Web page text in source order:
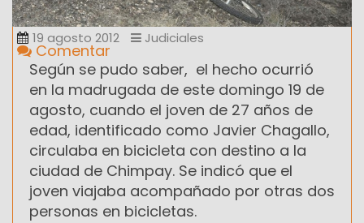
19 agosto 2012 Judiciales
Comentar
Según se pudo saber, el hecho ocurrió
en la madrugada de este domingo 19 de
agosto, cuando el joven de 27 años de
edad, identificado como Javier Chagallo,
circulaba en bicicleta con destino a la
ciudad de Chimpay. Se indicó que el
joven viajaba acompañado por otras dos
personas en bicicletas.